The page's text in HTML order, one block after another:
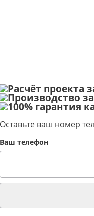
Расчёт проекта
Производство
100% гарантия
Оставьте ваш номер
Ваш телефон